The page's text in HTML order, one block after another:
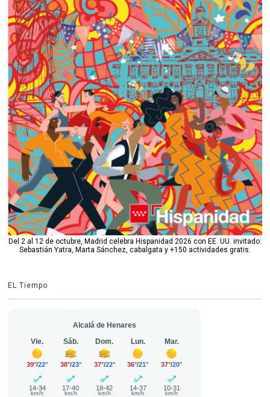
Del 2 al 12 de octubre, Madrid celebra Hispanidad 2026 con EE. UU. invitado:
Sebastián Yatra, Marta Sánchez, cabalgata y +150 actividades gratis.
EL Tiempo